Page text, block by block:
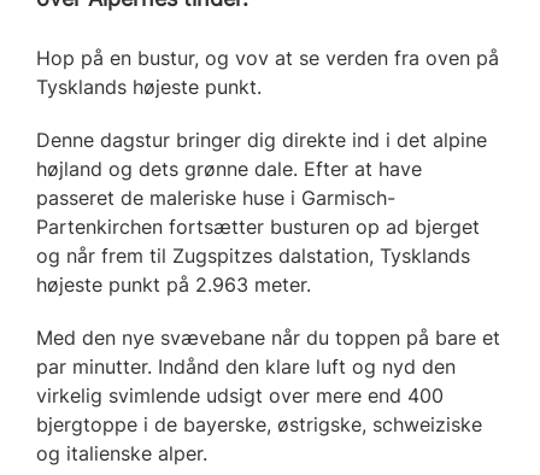
Hop på en bustur, og vov at se verden fra oven på
Tysklands højeste punkt.
Denne dagstur bringer dig direkte ind i det alpine
højland og dets grønne dale. Efter at have
passeret de maleriske huse i Garmisch-
Partenkirchen fortsætter busturen op ad bjerget
og når frem til Zugspitzes dalstation, Tysklands
højeste punkt på 2.963 meter.
Med den nye svævebane når du toppen på bare et
par minutter. Indånd den klare luft og nyd den
virkelig svimlende udsigt over mere end 400
bjergtoppe i de bayerske, østrigske, schweiziske
og italienske alper.